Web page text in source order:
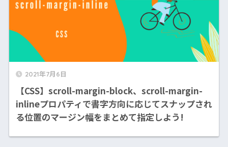
2021年7月6日
【CSS】scroll-margin-block、scroll-margin-
inlineプロパティで書字方向に応じてスナップされ
る位置のマージン幅をまとめて指定しよう!